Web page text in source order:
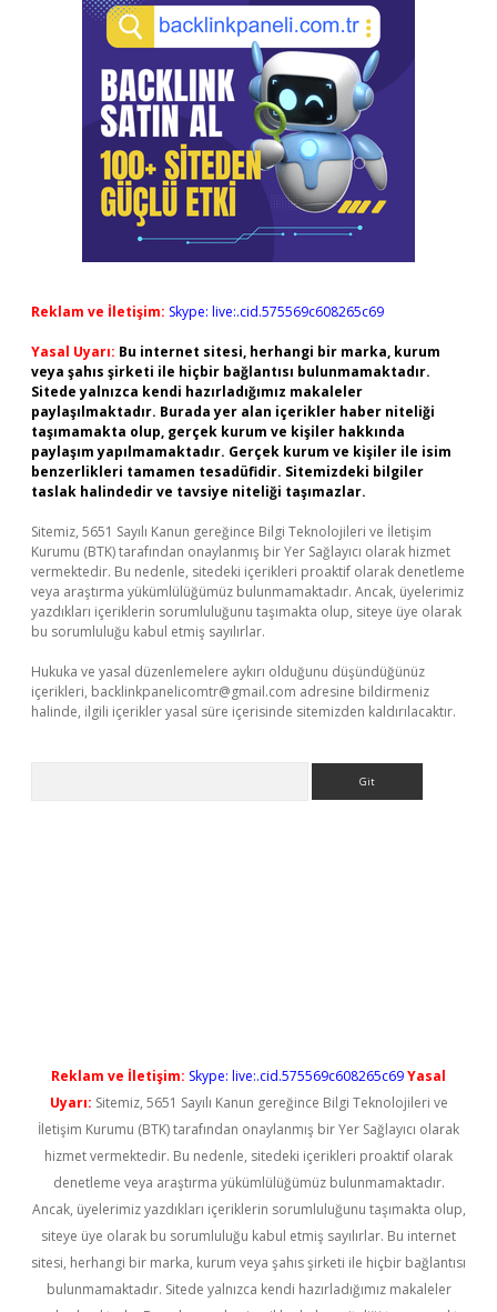
Reklam ve İletişim: Skype: live:.cid.575569c608265c69
Yasal Uyarı: Bu internet sitesi, herhangi bir marka, kurum
veya şahıs şirketi ile hiçbir bağlantısı bulunmamaktadır.
Sitede yalnızca kendi hazırladığımız makaleler
paylaşılmaktadır. Burada yer alan içerikler haber niteliği
taşımamakta olup, gerçek kurum ve kişiler hakkında
paylaşım yapılmamaktadır. Gerçek kurum ve kişiler ile isim
benzerlikleri tamamen tesadüfidir. Sitemizdeki bilgiler
taslak halindedir ve tavsiye niteliği taşımazlar.
Sitemiz, 5651 Sayılı Kanun gereğince Bilgi Teknolojileri ve İletişim
Kurumu (BTK) tarafından onaylanmış bir Yer Sağlayıcı olarak hizmet
vermektedir. Bu nedenle, sitedeki içerikleri proaktif olarak denetleme
veya araştırma yükümlülüğümüz bulunmamaktadır. Ancak, üyelerimiz
yazdıkları içeriklerin sorumluluğunu taşımakta olup, siteye üye olarak
bu sorumluluğu kabul etmiş sayılırlar.
Hukuka ve yasal düzenlemelere aykırı olduğunu düşündüğünüz
içerikleri, backlinkpanelicomtr@gmail.com adresine bildirmeniz
halinde, ilgili içerikler yasal süre içerisinde sitemizden kaldırılacaktır.
Reklam ve İletişim: Skype: live:.cid.575569c608265c69Yasal
Uyarı: Sitemiz, 5651 Sayılı Kanun gereğince Bilgi Teknolojileri ve
İletişim Kurumu (BTK) tarafından onaylanmış bir Yer Sağlayıcı olarak
hizmet vermektedir. Bu nedenle, sitedeki içerikleri proaktif olarak
denetleme veya araştırma yükümlülüğümüz bulunmamaktadır.
Ancak, üyelerimiz yazdıkları içeriklerin sorumluluğunu taşımakta olup,
siteye üye olarak bu sorumluluğu kabul etmiş sayılırlar. Bu internet
sitesi, herhangi bir marka, kurum veya şahıs şirketi ile hiçbir bağlantısı
bulunmamaktadır. Sitede yalnızca kendi hazırladığımız makaleler